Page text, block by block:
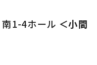
1-4ホール ＜小間